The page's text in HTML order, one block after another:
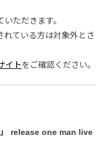
ただきます。
ている方は対象外とさ
イトをご確認ください。
release one man live